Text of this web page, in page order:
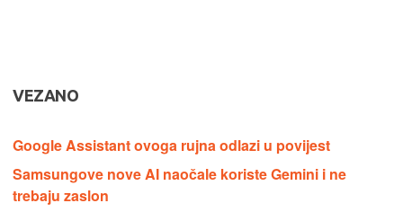
VEZANO
Google Assistant ovoga rujna odlazi u povijest
Samsungove nove AI naočale koriste Gemini i ne
trebaju zaslon